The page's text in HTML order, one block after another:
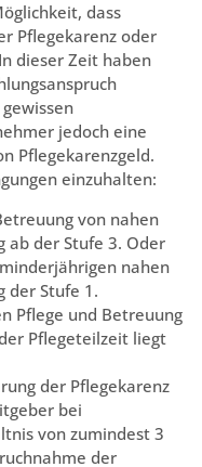
dass
Pflegekarenz oder
dieser Zeit haben
jedoch eine
Pflegekarenzgeld.
einzuhalten:
von nahen
ab der Stufe 3. Oder
nahen
der Stufe 1.
Pflege und Betreuung
Pflegeteilzeit liegt
der Pflegekarenz
bei
von zumindest 3
der